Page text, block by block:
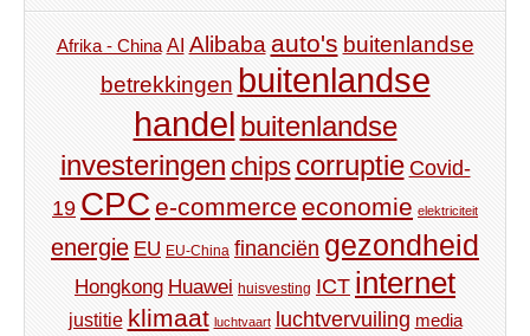
Afrika - China AI Alibaba auto's buitenlandse
betrekkingen buitenlandse
handel buitenlandse
investeringen chips corruptie Covid-
19 CPC e-commerce economie elektriciteit
energie EU EU-China financiën gezondheid
Hongkong Huawei huisvesting ICT internet
justitie klimaat luchtvaart luchtvervuiling media